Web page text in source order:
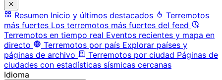
Resumen Inicio y últimos destacados
Terremotos
más fuertes Los terremotos más fuertes del feed
Terremotos en tiempo real Eventos recientes y mapa en
directo
Terremotos por país Explorar países y
páginas de archivo
Terremotos por ciudad Páginas de
ciudades con estadísticas sísmicas cercanas
Idioma